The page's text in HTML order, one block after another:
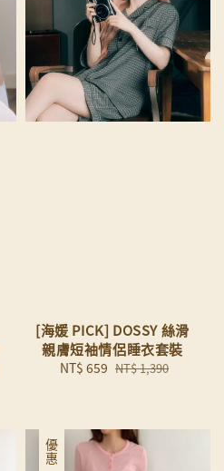
[海媛 PICK] DOSSY 絲滑
親膚短袖情侶睡衣套裝
Sale
NT$ 659 Regular
NT$ 1,390
優惠